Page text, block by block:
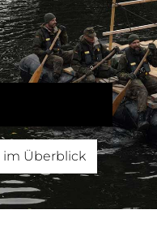
im Überblick